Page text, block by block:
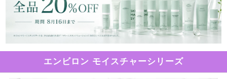
エンビロン モイスチャーシリーズ